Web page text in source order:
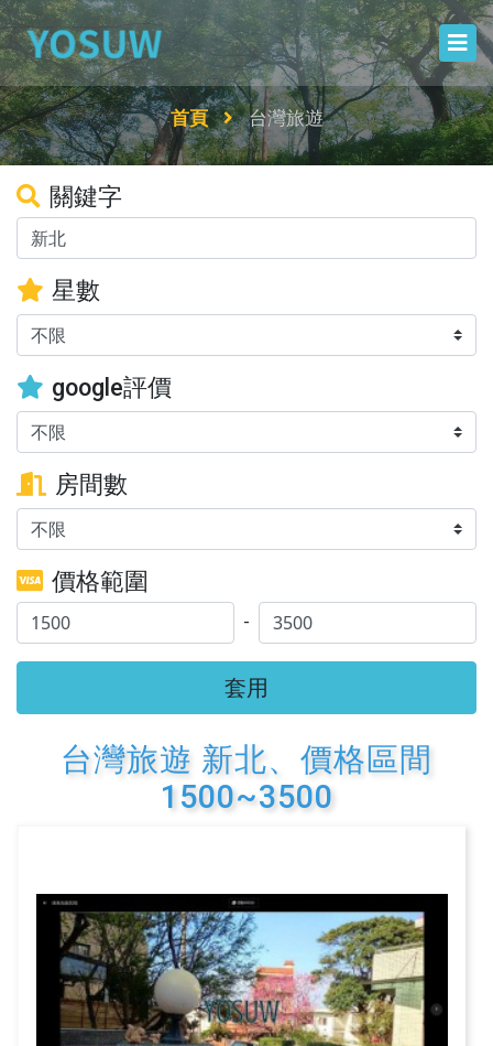
首頁 台灣旅遊
關鍵字
星數
google評價
房間數
價格範圍
-
套用
台灣旅遊 新北、價格區間
1500~3500